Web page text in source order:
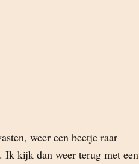
weer een beetje raar
Ik kijk dan weer terug met een